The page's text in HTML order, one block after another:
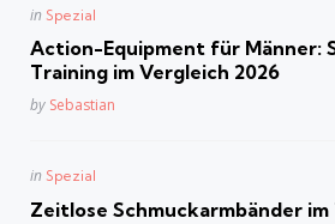
Posted
in Spezial
Action-Equipment für Männer:
Training im Vergleich 2026
Posted
by Sebastian
Posted
in Spezial
Zeitlose Schmuckarmbänder im